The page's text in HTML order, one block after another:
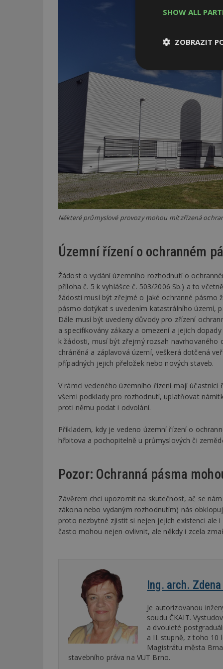
Některé průmyslové provozy mohou mít zřízená
Územní řízení o ochranném
Žádost o vydání územního rozhodnutí o
příloha č. 5 k vyhlášce č. 503/2006 Sb.) a to
žádosti musí být zřejmé o jaké ochranné pásmo
pásmo dotýkat s uvedením katastrálního území,
Dále musí být uvedeny důvody pro zřízení
a specifikovány zákazy a omezení a jejich
k žádosti, musí být zřejmý rozsah navrhovaného
chráněná a záplavová území, veškerá dotčená
případných jejich přeložek nebo nových staveb.
V rámci vedeného územního řízení mají účastníci
všemi podklady pro rozhodnutí, uplatňovat
proti němu podat i odvolání.
Příkladem, kdy je vedeno územní řízení o
hřbitova a pochopitelně u průmyslových či
Pozor: Ochranná pásma
Závěrem chci upozornit na skutečnost, ač se
zákona nebo vydaným rozhodnutím) nás
proto nezbytné zjistit si nejen jejich existenci ale
často mohou nejen ovlivnit, ale někdy i zcela
Ing. arch.
Je autorizovanou
soudu ČKAIT.
a dvouleté
a II. stupně, z toho 10
Magistrátu města
stavebního práva na VUT Brno.
SHOW ALL
ZOBRAZIT
Nezbytně
Nezbytně nutné
Nezbytně nutné
Webové stránky
Název
_dc_gtm_UA-
id
_hjFirstSeen
counter
__gfp_64b
Název
Provider
/
_gid
Google
LLC
.estav.cz
_ga
Google
CMID
TDID
test_cookie
Název
mobile
sssp_session
Název
tu
Gdyn
c
_hjSession_170189
C
bm2uu
cct